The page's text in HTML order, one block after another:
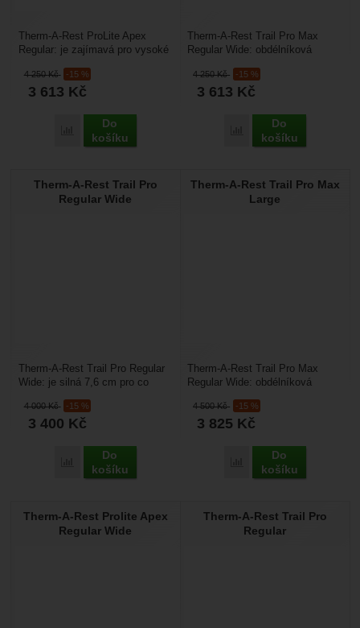
4 250Kč -15 %
3 613 Kč
Porovnat
Do
košíku
Therm-A-Rest ProLite Apex
Regular: je zajímavá pro vysoké
tepelným komfortem,...
4 250Kč -15 %
3 613 Kč
Porovnat
Do
košíku
Therm-A-Rest Trail Pro Max
Regular Wide: obdélníková
rozšířená na 64 cm. Poskytne...
Therm-A-Rest Trail Pro
Regular Wide
4 000Kč -15 %
3 400 Kč
Porovnat
Do
košíku
Therm-A-Rest Trail Pro Regular
Wide: je silná 7,6 cm pro co
je ještě...
Therm-A-Rest Trail Pro Max
Large
4 500Kč -15 %
3 825 Kč
Porovnat
Do
košíku
Therm-A-Rest Trail Pro Max
Regular Wide: obdélníková
rozšířená na 64 cm a
prodloužená...
Therm-A-Rest Prolite Apex
Regular Wide
Therm-A-Rest Trail Pro
Regular